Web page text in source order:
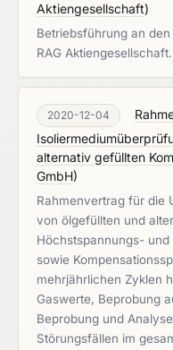
Aktiengesellschaft)
Betriebsführung an
RAG Aktiengesellschaft.
2020-12-04
alternativ gefüllten
GmbH)
Rahmenvertrag für die
von ölgefüllten und
Höchstspannungs-
sowie
mehrjährlichen Zyklen
Gaswerte, Beprobung
Beprobung und
Störungsfällen im